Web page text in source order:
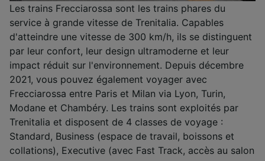
Les trains Frecciarossa sont les trains phares du
service à grande vitesse de Trenitalia. Capables
d'atteindre une vitesse de 300 km/h, ils se distinguent
par leur confort, leur design ultramoderne et leur
impact réduit sur l'environnement. Depuis décembre
2021, vous pouvez également voyager avec
Frecciarossa entre Paris et Milan via Lyon, Turin,
Modane et Chambéry. Les trains sont exploités par
Trenitalia et disposent de 4 classes de voyage :
Standard, Business (espace de travail, boissons et
collations), Executive (avec Fast Track, accès au salon